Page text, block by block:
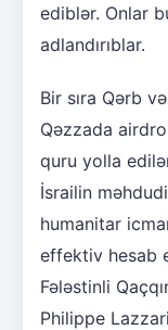
ediblər. Onlar
adlandırıblar.
Bir sıra Qərb
Qəzzada
quru yolla
İsrailin
humanitar
effektiv hesab
Fələstinli
Philippe